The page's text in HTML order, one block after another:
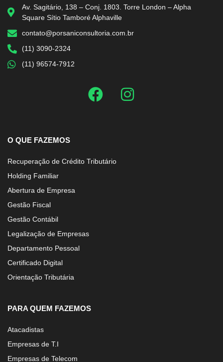
Av. Sagitário, 138 – Conj. 1803. Torre London – Alpha
Square Sítio Tamboré Alphaville
contato@porsaniconsultoria.com.br
(11) 3090-2324
(11) 96574-7912
O QUE FAZEMOS
Recuperação de Crédito Tributário
Holding Familiar
Abertura de Empresa
Gestão Fiscal
Gestão Contábil
Legalização de Empresas
Departamento Pessoal
Certificado Digital
Orientação Tributária
PARA QUEM FAZEMOS
Atacadistas
Empresas de T.I
Empresas de Telecom